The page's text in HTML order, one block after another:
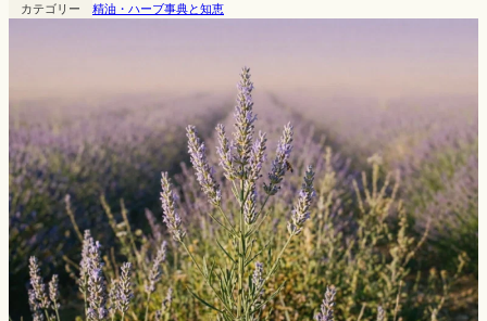
カテゴリー 精油・ハーブ事典と知恵